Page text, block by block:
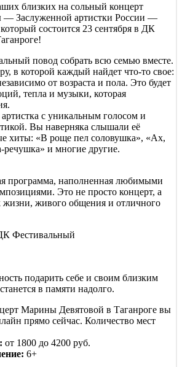
близких на сольный концерт
— Заслуженной артистки России —
состоится 23 сентября в ДК
повод собрать всю семью вместе.
в которой каждый найдет что-то свое:
от возраста и пола. Это будет
тепла и музыки, которая
с уникальным голосом и
Вы наверняка слышали её
хиты: «В роще пел соловушка», «Ах,
речушка» и многие другие.
программа, наполненная любимыми
Это не просто концерт, а
жизни, живого общения и отличного
Фестивальный
подарить себе и своим близким
в памяти надолго.
Марины Девятовой в Таганроге вы
прямо сейчас. Количество мест
от 1800 до 4200 руб.
6+